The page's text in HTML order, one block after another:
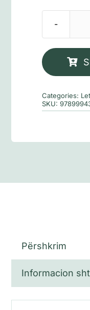
Categories:
SKU:
Përshkrim
Informacion